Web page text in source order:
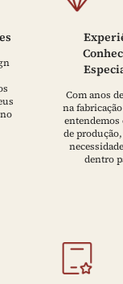
Com anos
na
entendemos
de
dentro